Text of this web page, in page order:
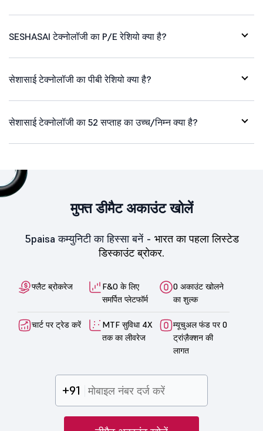
SESHASAI टेक्नोलॉजी का P/E रेशियो क्या है?
सेशासाई टेक्नोलॉजी का पीबी रेशियो क्या है?
सेशासाई टेक्नोलॉजी का 52 सप्ताह का उच्च/निम्न क्या है?
मुफ्त डीमैट अकाउंट खोलें
5paisa कम्युनिटी का हिस्सा बनें - भारत का पहला लिस्टेड
डिस्काउंट ब्रोकर.
फ्लैट ब्रोकरेज
F&O के लिए
समर्पित प्लेटफॉर्म
0 अकाउंट खोलने
का शुल्क
चार्ट पर ट्रेड करें
MTF सुविधा 4X
तक का लीवरेज
म्यूचुअल फंड पर 0
ट्रांज़ैक्शन की
लागत
+91